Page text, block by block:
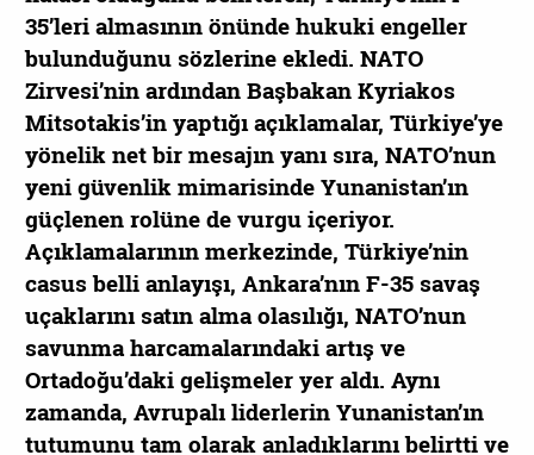
35’leri almasının önünde hukuki engeller
bulunduğunu sözlerine ekledi. NATO
Zirvesi’nin ardından Başbakan Kyriakos
Mitsotakis’in yaptığı açıklamalar, Türkiye’ye
yönelik net bir mesajın yanı sıra, NATO’nun
yeni güvenlik mimarisinde Yunanistan’ın
güçlenen rolüne de vurgu içeriyor.
Açıklamalarının merkezinde, Türkiye’nin
casus belli anlayışı, Ankara’nın F-35 savaş
uçaklarını satın alma olasılığı, NATO’nun
savunma harcamalarındaki artış ve
Ortadoğu’daki gelişmeler yer aldı. Aynı
zamanda, Avrupalı liderlerin Yunanistan’ın
tutumunu tam olarak anladıklarını belirtti ve